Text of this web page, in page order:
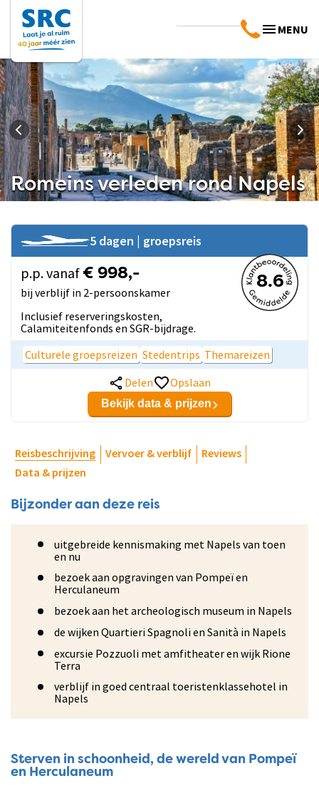
MENU
Romeins verleden rond Napels
5 dagen | groepsreis
p.p. vanaf€ 998,-
bij verblijf in 2-persoonskamer
Inclusief reserveringskosten,
Calamiteitenfonds en SGR-bijdrage.
8.6
Culturele groepsreizen Stedentrips Themareizen
Delen
Opslaan
Bekijk data & prijzen
Reisbeschrijving Vervoer & verblijf
Reviews
Data & prijzen
Bijzonder aan deze reis
uitgebreide kennismaking met Napels van toen
en nu
bezoek aan opgravingen van Pompeï en
Herculaneum
bezoek aan het archeologisch museum in Napels
de wijken Quartieri Spagnoli en Sanità in Napels
excursie Pozzuoli met amfitheater en wijk Rione
Terra
verblijf in goed centraal toeristenklassehotel in
Napels
Sterven in schoonheid, de wereld van Pompeï
en Herculaneum